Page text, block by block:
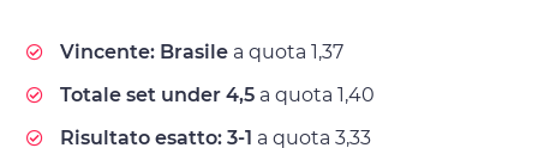
Vincente: Brasile a quota 1,37
Totale set under 4,5 a quota 1,40
Risultato esatto: 3-1 a quota 3,33